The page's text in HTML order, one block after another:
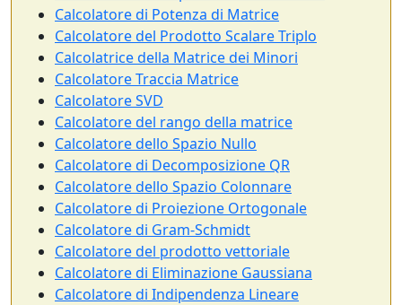
Calcolatore di Potenza di Matrice
Calcolatore del Prodotto Scalare Triplo
Calcolatrice della Matrice dei Minori
Calcolatore Traccia Matrice
Calcolatore SVD
Calcolatore del rango della matrice
Calcolatore dello Spazio Nullo
Calcolatore di Decomposizione QR
Calcolatore dello Spazio Colonnare
Calcolatore di Proiezione Ortogonale
Calcolatore di Gram-Schmidt
Calcolatore del prodotto vettoriale
Calcolatore di Eliminazione Gaussiana
Calcolatore di Indipendenza Lineare